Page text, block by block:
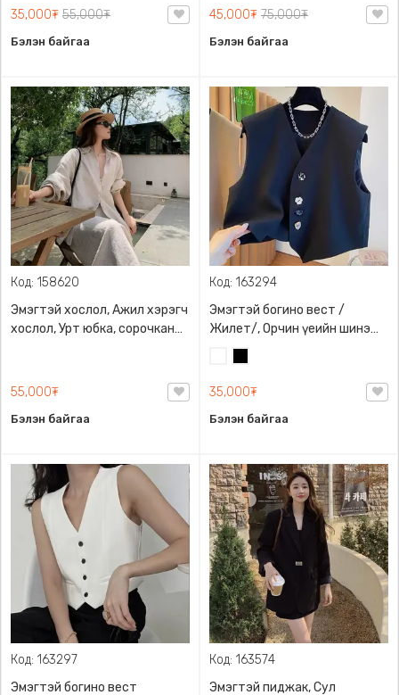
35,000₮ 55,000₮
Бэлэн байгаа
45,000₮ 75,000₮
Бэлэн байгаа
Код: 158620
Эмэгтэй хослол, Ажил хэрэгч
хослол, Урт юбка, сорочкан
55,000₮
Бэлэн байгаа
Код: 163294
Эмэгтэй богино вест /
Жилет/, Орчин үеийн шинэ
загварын вест, Гоёмсог
товчтой загварлаг дэгжин
35,000₮
Бэлэн байгаа
Код: 163297
Эмэгтэй богино вест
Код: 163574
Эмэгтэй пиджак, Сул